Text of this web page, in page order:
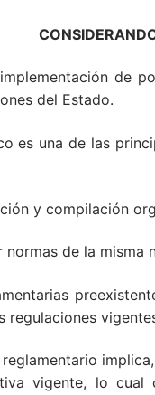
de
del Estado.
es una de las
y compilación
de la misma
vigente, lo